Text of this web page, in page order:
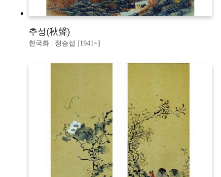
추성(秋聲)
한국화 | 정승섭 [1941~]